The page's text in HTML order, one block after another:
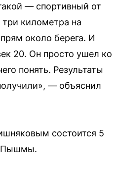
— спортивный от
километра на
около берега. И
20. Он просто ушел ко
понять. Результаты
— объяснил
состоится 5
Пышмы.